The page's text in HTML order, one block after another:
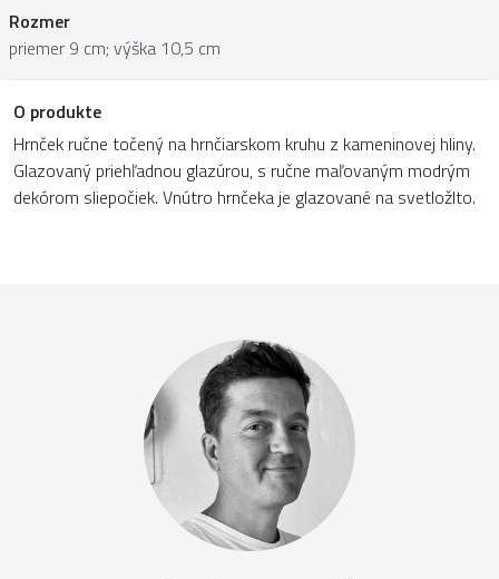
Rozmer
priemer 9 cm; výška 10,5 cm
O produkte
Hrnček ručne točený na hrnčiarskom kruhu z kameninovej hliny.
Glazovaný priehľadnou glazúrou, s ručne maľovaným modrým
dekórom sliepočiek. Vnútro hrnčeka je glazované na svetložlto.